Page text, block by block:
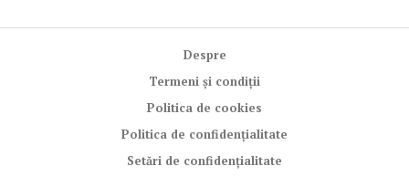
Despre
Termeni și condiții
Politica de cookies
Politica de confidențialitate
Setări de confidențialitate